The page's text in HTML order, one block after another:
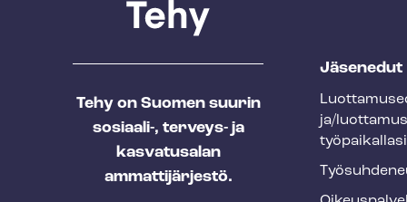
Tehy on Suomen suurin
sosiaali-, terveys- ja
kasvatusalan
ammattijärjestö.
T
h
y
f
Jäsenedut
ja/
työpaikallasi